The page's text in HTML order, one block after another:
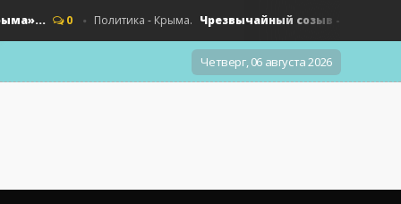
0 Политика - Крыма. Чрезвычайный созыв - «Политика
Четверг, 06 августа 2026